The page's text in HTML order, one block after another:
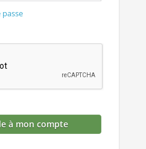
à mon compte